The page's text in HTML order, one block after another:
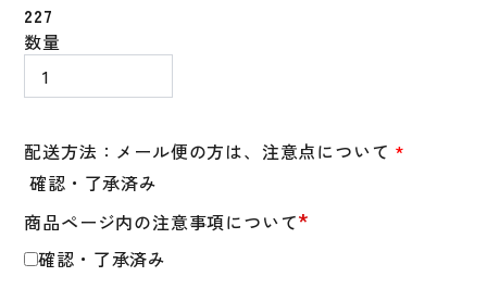
商品ページ内の注意事項について*
確認・了承済み
配送方法：メール便の方は、注意点について *
確認・了承済み
数量
野
バ
テ
ィ
ン
グ
グ
ロ
227